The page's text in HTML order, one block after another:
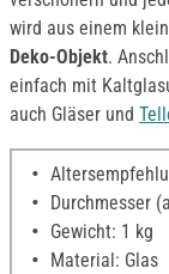
wird aus einem
Deko-Objekt.
einfach mit
auch Gläser und
Durchmesser
Gewicht: 1 kg
Material: Glas